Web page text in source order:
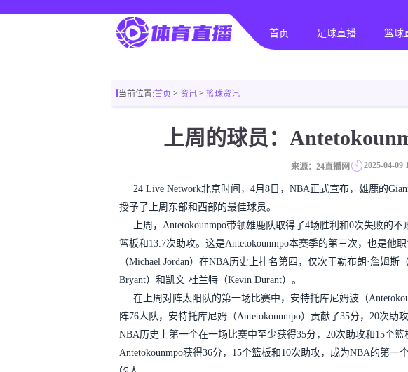
首页 足球直播 篮球
当前位置:首页 > 资讯 > 篮球资讯
上周的球员：
来源：24直播网 2025-04-09
24 Live Network北京时间，4月8日，NBA正式宣布，雄鹿的
授予了上周东部和西部的最佳球员。
上周，Antetokounmpo带领雄鹿队取得了4场胜利和0次失败的
篮板和13.7次助攻。这是Antetokounmpo本赛季的第三次，也是他
（Michael Jordan）在NBA历史上排名第四，仅次于勒布朗·詹姆斯
Bryant）和凯文·杜兰特（Kevin Durant）。
在上周对阵太阳队的第一场比赛中，安特托库尼姆波（
阵76人队，安特托库尼姆（Antetokounmpo）贡献了35分，20次助
NBA历史上第一个在一场比赛中至少获得35分，20次助攻和15个
Antetokounmpo获得36分，15个篮板和10次助攻，成为NBA的第一